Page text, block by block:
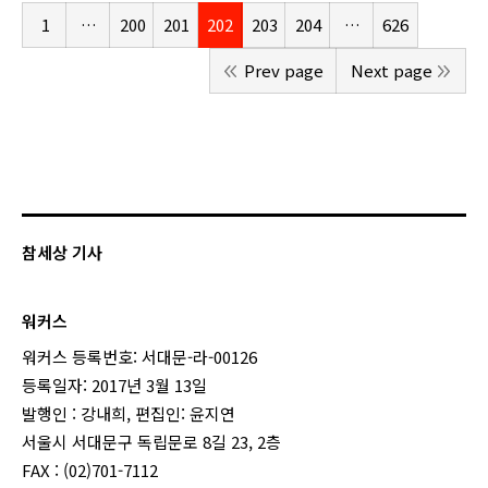
1 … 200 201 202 203 204 …
626
Prev page
Next page
참세상 기사
워커스
워커스 등록번호: 서대문-라-00126
등록일자: 2017년 3월 13일
발행인 : 강내희, 편집인: 윤지연
서울시 서대문구 독립문로 8길 23, 2층
FAX : (02)701-7112